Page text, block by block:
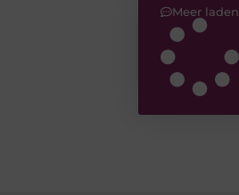
Meer laden